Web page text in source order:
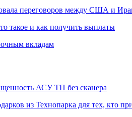
переговоров между США и
такое и как получить выплаты
вкладам
АСУ ТП без сканера
из Технопарка для тех, кто